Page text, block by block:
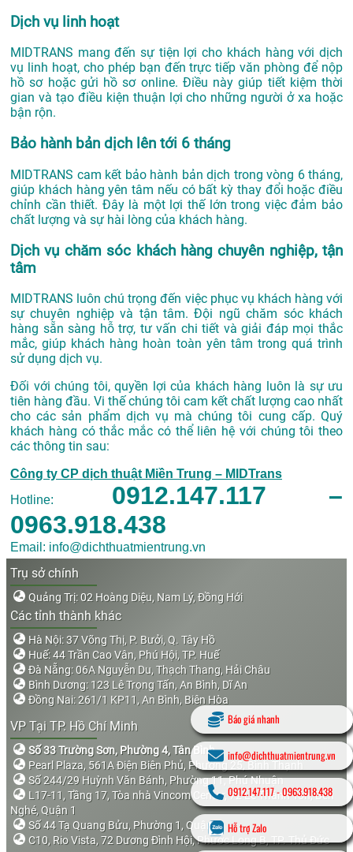
Dịch vụ linh hoạt
MIDTRANS mang đến sự tiện lợi cho khách hàng với dịch
vụ linh hoạt, cho phép bạn đến trực tiếp văn phòng để nộp
hồ sơ hoặc gửi hồ sơ online. Điều này giúp tiết kiệm thời
gian và tạo điều kiện thuận lợi cho những người ở xa hoặc
bận rộn.
Bảo hành bản dịch lên tới 6 tháng
MIDTRANS cam kết bảo hành bản dịch trong vòng 6 tháng,
giúp khách hàng yên tâm nếu có bất kỳ thay đổi hoặc điều
chỉnh cần thiết. Đây là một lợi thế lớn trong việc đảm bảo
chất lượng và sự hài lòng của khách hàng.
Dịch vụ chăm sóc khách hàng chuyên nghiệp, tận
tâm
MIDTRANS luôn chú trọng đến việc phục vụ khách hàng với
sự chuyên nghiệp và tận tâm. Đội ngũ chăm sóc khách
hàng sẵn sàng hỗ trợ, tư vấn chi tiết và giải đáp mọi thắc
mắc, giúp khách hàng hoàn toàn yên tâm trong quá trình
sử dụng dịch vụ.
Đối với chúng tôi, quyền lợi của khách hàng luôn là sự ưu
tiên hàng đầu. Vi thế chúng tôi cam kết chất lượng cao nhất
cho các sản phẩm dịch vụ mà chúng tôi cung cấp. Quý
khách hàng có thắc mắc có thể liên hệ với chúng tôi theo
các thông tin sau:
Công ty CP dịch thuật Miền Trung – MIDTrans
Hotline: 0912.147.117 –
0963.918.438
Email: info@dichthuatmientrung.vn
Trụ sở chính
Quảng Trị: 02 Hoàng Diệu, Nam Lý, Đồng Hới
Các tỉnh thành khác
Hà Nội: 37 Võng Thị, P. Bưởi, Q. Tây Hồ
Huế: 44 Trần Cao Vân, Phú Hội, TP. Huế
Đà Nẵng: 06A Nguyễn Du, Thạch Thang, Hải Châu
Bình Dương: 123 Lê Trọng Tấn, An Bình, Dĩ An
Đồng Nai: 261/1 KP11, An Bình, Biên Hòa
VP Tại TP. Hồ Chí Minh
Số 33 Trường Sơn, Phường 4, Tân Bình
Pearl Plaza, 561A Điện Biên Phủ, Phường 25, Bình Thạnh
Số 244/29 Huỳnh Văn Bánh, Phường 11, Phú Nhuận
L17-11, Tầng 17, Tòa nhà Vincom Center, 72 Lê Thánh Tôn, Bến
Nghé, Quận 1
Số 44 Tạ Quang Bửu, Phường 1, Quận 8
C10, Rio Vista, 72 Dương Đình Hội, Phước Long B, TP. Thủ Đức
Báo giá nhanh
info@dichthuatmientrung.vn
0912.147.117-0963.918.438
Hỗ trợ Zalo